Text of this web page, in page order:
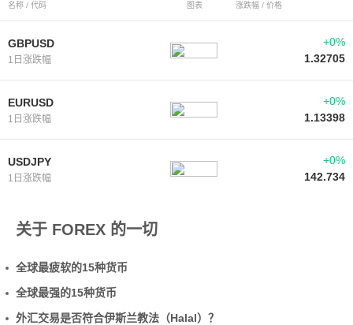
名称 / 代码 图表 涨跌幅 / 价格
GBPUSD
1日涨跌幅
+0%
1.32705
EURUSD
1日涨跌幅
+0%
1.13398
USDJPY
1日涨跌幅
+0%
142.734
关于 FOREX 的一切
全球最疲软的15种货币
全球最强的15种货币
外汇交易是否符合伊斯兰教法（Halal）？